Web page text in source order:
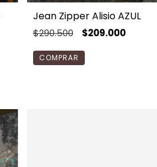
Jean Zipper Alisio AZUL
$290.500 $209.000
COMPRAR